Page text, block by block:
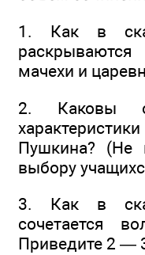
1. Как в
мачехи и
2. Каковы
Пушкина? (Не
выбору
3. Как в
сочетается
Приведите 2 —